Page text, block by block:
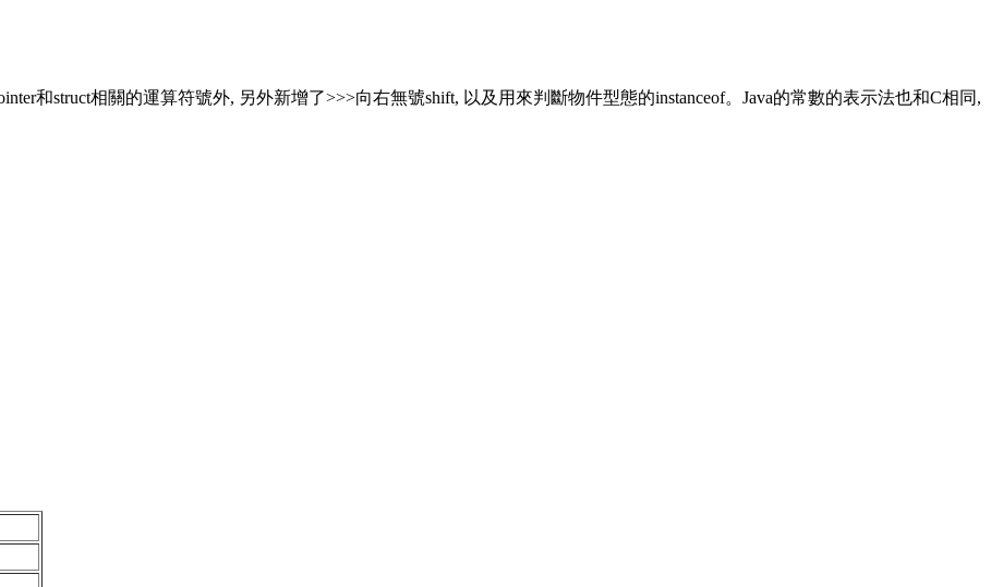
和struct相關的運算符號外, 另外新增了>>>向右無號shift, 以及用來判斷物件型態的instanceof。Java的常數的表示法也和C相同,